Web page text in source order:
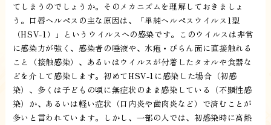
てしまうのでしょうか。そのメカニズムを理解しておきましょ
う。口唇ヘルペスの主な原因は、「単純ヘルペスウイルス1型
（HSV-1）」というウイルスへの感染です。このウイルスは非常
に感染力が強く、感染者の唾液や、水疱・びらん面に直接触れる
こと（接触感染）、あるいはウイルスが付着したタオルや食器な
どを介して感染します。初めてHSV-1に感染した場合（初感
染）、多くは子どもの頃に無症状のまま感染している（不顕性感
染）か、あるいは軽い症状（口内炎や歯肉炎など）で済むことが
多いと言われています。しかし、一部の人では、初感染時に高熱